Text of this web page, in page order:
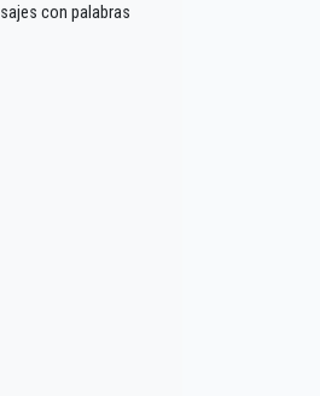
con palabras